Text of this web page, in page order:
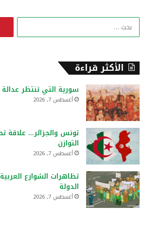
ا
:
الأكثر قراءة
سورية التي تنتظر عدالة
أغسطس 7, 2026
تونس والجزائر… علاقة
التوازن
أغسطس 7, 2026
تظاهرات الشوارع
الدولة
أغسطس 7, 2026